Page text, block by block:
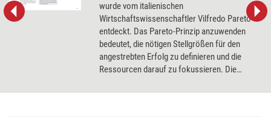
wurde vom italienischen
Wirtschaftswissenschaftler Vilfredo Pareto
entdeckt. Das Pareto-Prinzip anzuwenden
bedeutet, die nötigen Stellgrößen für den
angestrebten Erfolg zu definieren und die
Ressourcen darauf zu fokussieren. Die
Pareto-Prinzip fasst unsere 5-Minuten-